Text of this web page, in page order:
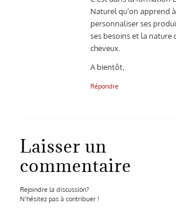
Naturel qu’on apprend à
personnaliser ses
ses besoins et la nature
cheveux.
A bientôt,
Répondre
Laisser un
commentaire
Rejoindre la discussion?
N’hésitez pas à contribuer !